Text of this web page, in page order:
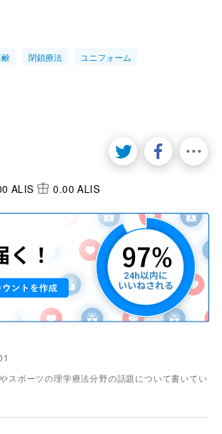
閉鎖療法 ユニフォーム
ALIS 0.00 ALIS
スポーツの理学療法分野の話題について書いてい